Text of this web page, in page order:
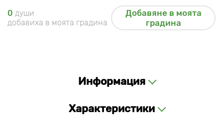
0 души
добавиха в моята градина
Добавяне в моята
градина
Информация
Характеристики